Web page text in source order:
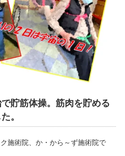
貯筋体操。筋肉を貯める
。
施術院、か・から～ず施術院で